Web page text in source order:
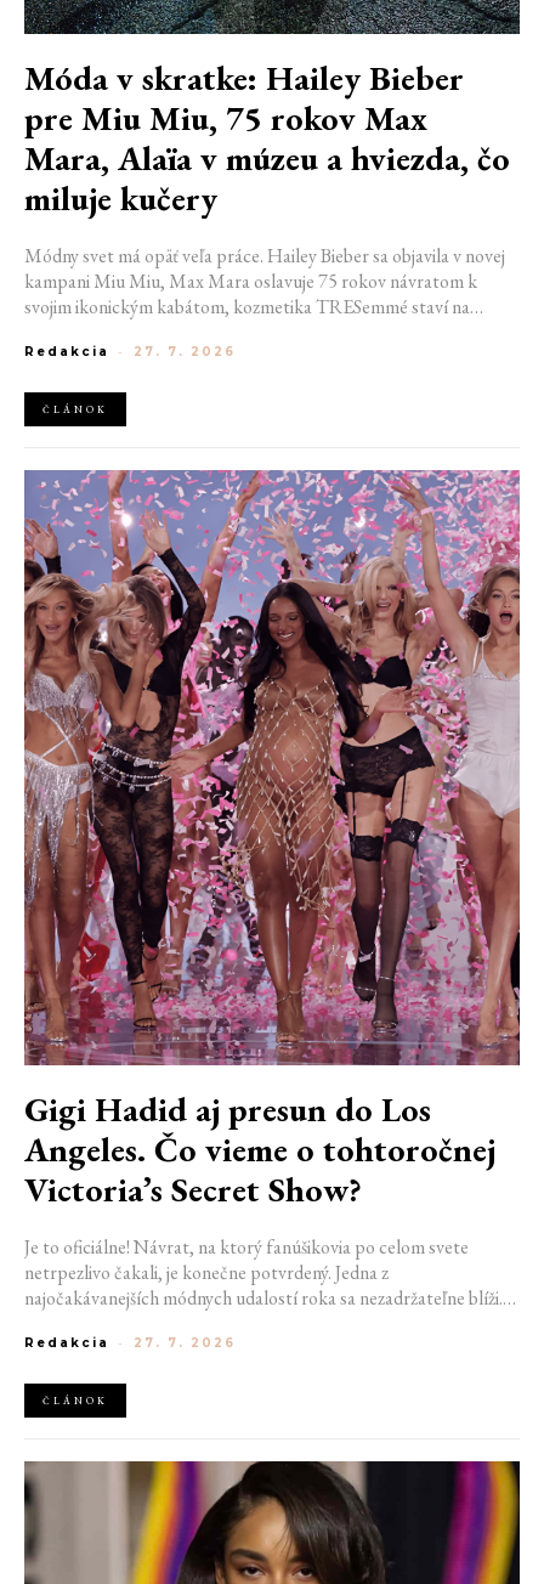
Móda v skratke: Hailey Bieber
pre Miu Miu, 75 rokov Max
Mara, Alaïa v múzeu a hviezda, čo
miluje kučery
Módny svet má opäť veľa práce. Hailey Bieber sa objavila v novej
kampani Miu Miu, Max Mara oslavuje 75 rokov návratom k
svojim ikonickým kabátom, kozmetika TRESemmé staví na
a v San Franciscu pripravujú prvú veľkú americkú retrospektívu
Redakcia - 27. 7. 2026
ČLÁNOK
Gigi Hadid aj presun do Los
Angeles. Čo vieme o tohtoročnej
Victoria’s Secret Show?
Je to oficiálne! Návrat, na ktorý fanúšikovia po celom svete
netrpezlivo čakali, je konečne potvrdený. Jedna z
najočakávanejších módnych udalostí roka sa nezadržateľne blíži.
veľké novinky. Organizátori už prezradili miesto konania
prejde po ikonickom móle.
Redakcia - 27. 7. 2026
ČLÁNOK